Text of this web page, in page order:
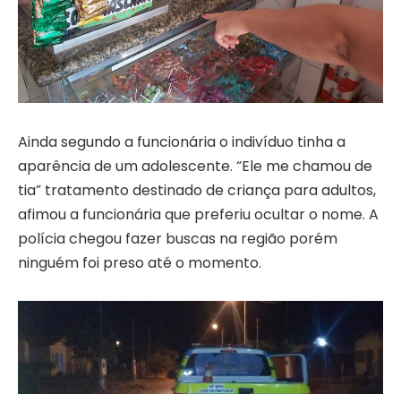
Ainda segundo a funcionária o indivíduo tinha a
aparência de um adolescente. “Ele me chamou de
tia” tratamento destinado de criança para adultos,
afimou a funcionária que preferiu ocultar o nome. A
polícia chegou fazer buscas na região porém
ninguém foi preso até o momento.